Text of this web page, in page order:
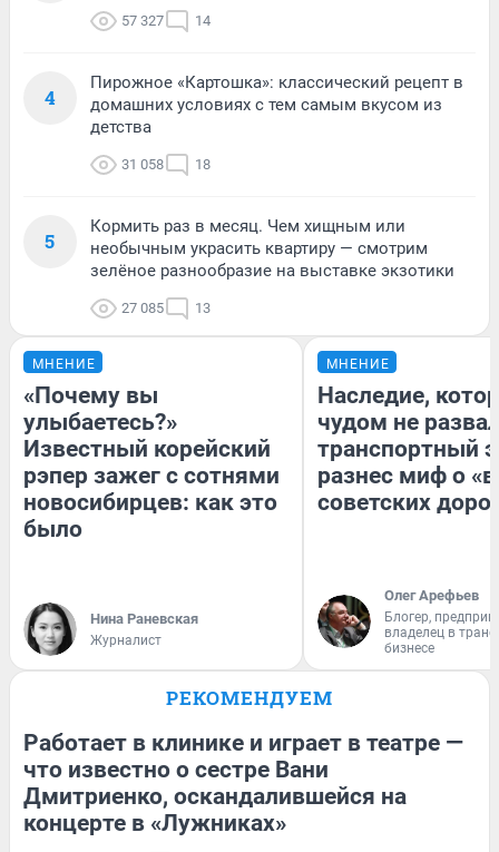
57 327 14
4
Пирожное «Картошка»: классический рецепт в
домашних условиях с тем самым вкусом из
детства
31 058 18
5
Кормить раз в месяц. Чем хищным или
необычным украсить квартиру — смотрим
зелёное разнообразие на выставке экзотики
27 085 13
МНЕНИЕ
«Почему вы
улыбаетесь?»
Известный корейский
рэпер зажег с сотнями
новосибирцев: как это
было
Нина Раневская
Журналист
МНЕНИЕ
Наследие,
чудом не
транспортный
разнес миф о
советских
Олег Арефьев
Блогер,
владелец в
бизнесе
РЕКОМЕНДУЕМ
Работает в клинике и играет в театре —
что известно о сестре Вани
Дмитриенко, оскандалившейся на
концерте в «Лужниках»